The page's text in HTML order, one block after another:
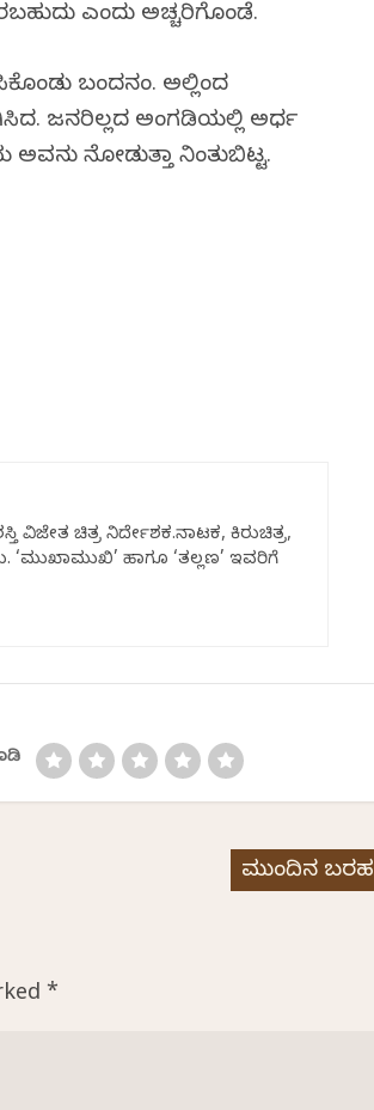
ಎಂದು ಅಚ್ಚರಿಗೊಂಡೆ.
ಬಂದನಂತೆ. ಅಲ್ಲಿಂದ
ಜನರಿಲ್ಲದ ಅಂಗಡಿಯಲ್ಲಿ ಅರ್ಧ
ನೋಡುತ್ತಾ ನಿಂತುಬಿಟ್ಟ.
ವಿಜೇತ ಚಿತ್ರ ನಿರ್ದೇಶಕ.ನಾಟಕ, ಕಿರುಚಿತ್ರ,
‘ಮುಖಾಮುಖಿ’ ಹಾಗೂ ‘ತಲ್ಲಣ’ ಇವರಿಗೆ
ಮುಂದಿನ ಬರಹ
*